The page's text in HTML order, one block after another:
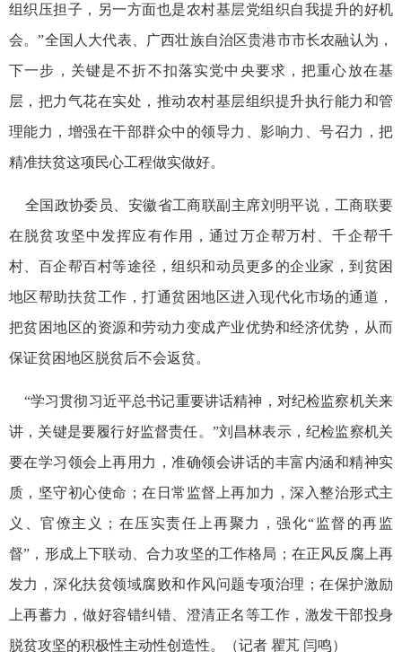
组织压担子，另一方面也是农村基层党组织自我提升的好机
会。”全国人大代表、广西壮族自治区贵港市市长农融认为，
下一步，关键是不折不扣落实党中央要求，把重心放在基
层，把力气花在实处，推动农村基层组织提升执行能力和管
理能力，增强在干部群众中的领导力、影响力、号召力，把
精准扶贫这项民心工程做实做好。
全国政协委员、安徽省工商联副主席刘明平说，工商联要
在脱贫攻坚中发挥应有作用，通过万企帮万村、千企帮千
村、百企帮百村等途径，组织和动员更多的企业家，到贫困
地区帮助扶贫工作，打通贫困地区进入现代化市场的通道，
把贫困地区的资源和劳动力变成产业优势和经济优势，从而
保证贫困地区脱贫后不会返贫。
“学习贯彻习近平总书记重要讲话精神，对纪检监察机关来
讲，关键是要履行好监督责任。”刘昌林表示，纪检监察机关
要在学习领会上再用力，准确领会讲话的丰富内涵和精神实
质，坚守初心使命；在日常监督上再加力，深入整治形式主
义、官僚主义；在压实责任上再聚力，强化“监督的再监
督”，形成上下联动、合力攻坚的工作格局；在正风反腐上再
发力，深化扶贫领域腐败和作风问题专项治理；在保护激励
上再蓄力，做好容错纠错、澄清正名等工作，激发干部投身
脱贫攻坚的积极性主动性创造性。（记者 瞿芃 闫鸣）